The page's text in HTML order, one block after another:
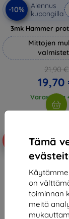
Tämä
on
toiminnan
meitä
-10%
Alennus
kupongilla
3mk Hammer
Mittojen
21,90 €
19,70
Varastossa